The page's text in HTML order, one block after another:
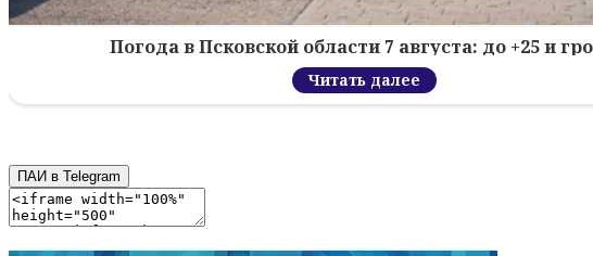
Погода в Псковской области 7 августа: до +25 и
Читать далее
ПАИ в Telegram